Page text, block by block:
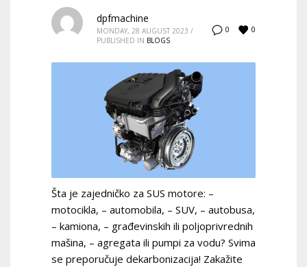
0 0
dpfmachine
MONDAY, 28 AUGUST 2023 /
PUBLISHED IN BLOGS
Šta je zajedničko za SUS motore: –
motocikla, – automobila, – SUV, – autobusa,
– kamiona, – građevinskih ili poljoprivrednih
mašina, – agregata ili pumpi za vodu? Svima
se preporučuje dekarbonizacija! Zakažite